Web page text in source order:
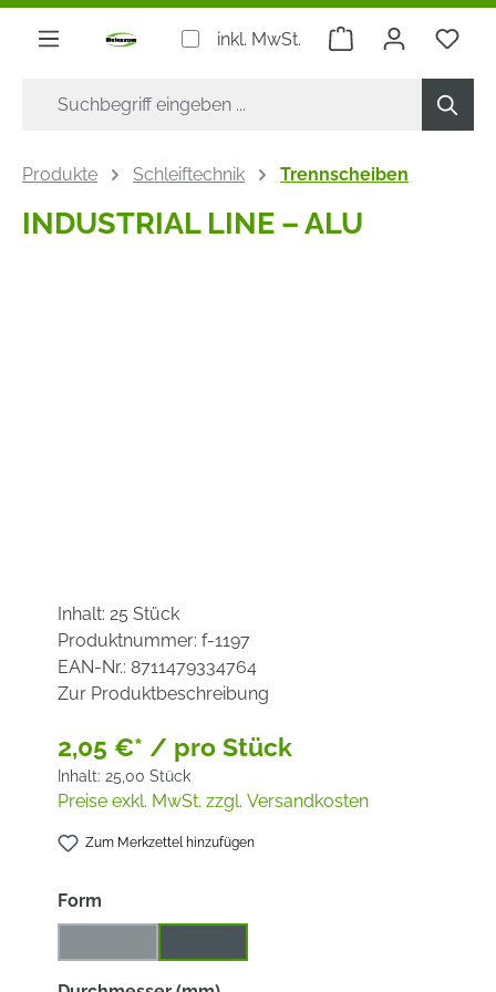
springen
inkl. MwSt. Warenkorb
Produkte Schleiftechnik Trennscheiben
INDUSTRIAL LINE – ALU
Inhalt: 25 Stück
Produktnummer: f-1197
EAN-Nr.: 8711479334764
Zur Produktbeschreibung
2,05 €* / pro Stück
Inhalt: 25,00 Stück
Preise exkl. MwSt. zzgl. Versandkosten
Zum Merkzettel hinzufügen
Form
(Diese Option ist zurzeit nicht verfügbar.)